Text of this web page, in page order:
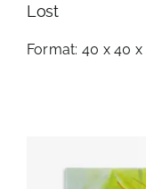
Lost
Format: 40 x 40 x